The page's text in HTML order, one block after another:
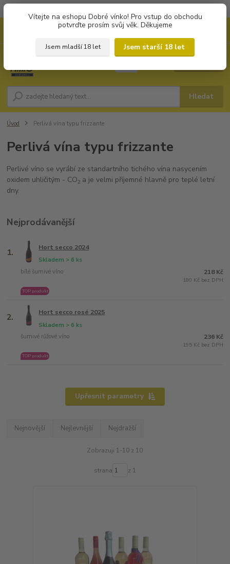
Vítejte na eshopu Dobré vínko! Pro vstup do obchodu
potvrďte prosím svůj věk. Děkujeme
Jsem mladší 18 let
Jsem starší 18 let
Hledat
Úvod Perlivá vína typu frizzante
Perlivá vína typu frizzante
Perlivé víno se vyrábí ze standartního tichého vína nasycením
oxidem uhličitým - CO2 a je velmi příjemné hlavně pro teplé letní
dny.
Nejprodávanější
1. Hort secco 2024
bílé šumivé víno
Skladem > 6 ks
TOP produkt
218 Kč
180 Kč bez DPH
2. Hort secco rosé 2025
šumivé růžové víno
Skladem > 6 ks
TOP produkt
236 Kč
195 Kč bez DPH
Upřesnit parametry
Nejnovější Nejlevnější Nejdražší
Zobrazuji 1-10 z 10
strana z 1